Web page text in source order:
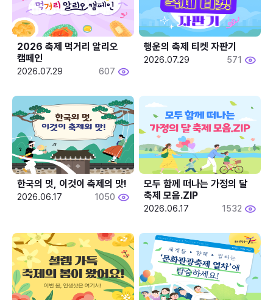
2026 축제 먹거리 알리오
캠페인
2026.07.29 607
행운의 축제 티켓 자판기
2026.07.29 571
한국의 멋, 이것이 축제의 맛!
2026.06.17 1050
모두 함께 떠나는 가정의 달
축제 모음.ZIP
2026.06.17 1532